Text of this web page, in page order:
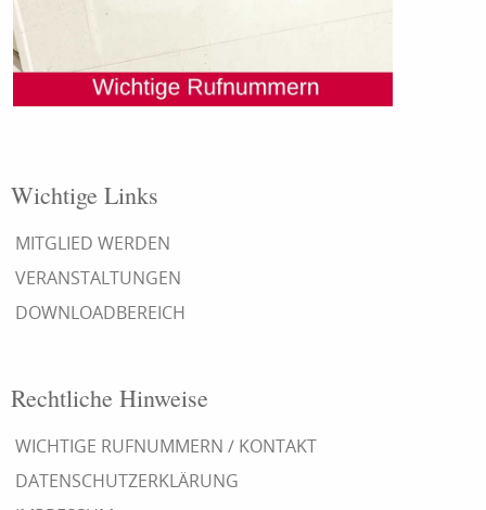
Wichtige Links
MITGLIED WERDEN
VERANSTALTUNGEN
DOWNLOADBEREICH
Rechtliche Hinweise
WICHTIGE RUFNUMMERN / KONTAKT
DATENSCHUTZERKLÄRUNG